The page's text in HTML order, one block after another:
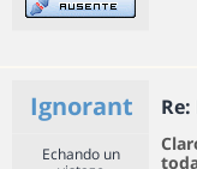
Ignorant
Echando un